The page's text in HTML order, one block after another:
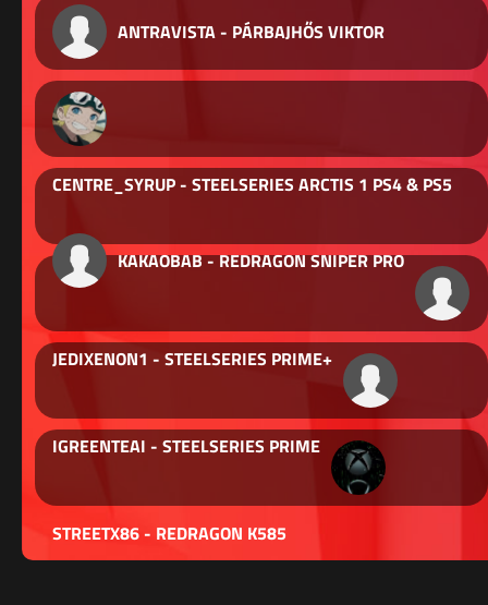
ANTRAVISTA - PÁRBAJHŐS VIKTOR
CENTRE_SYRUP - STEELSERIES ARCTIS 1 PS4 & PS5
KAKAOBAB - REDRAGON SNIPER PRO
JEDIXENON1 - STEELSERIES PRIME+
IGREENTEAI - STEELSERIES PRIME
STREETX86 - REDRAGON K585